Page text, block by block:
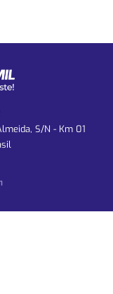
S/N - Km 01